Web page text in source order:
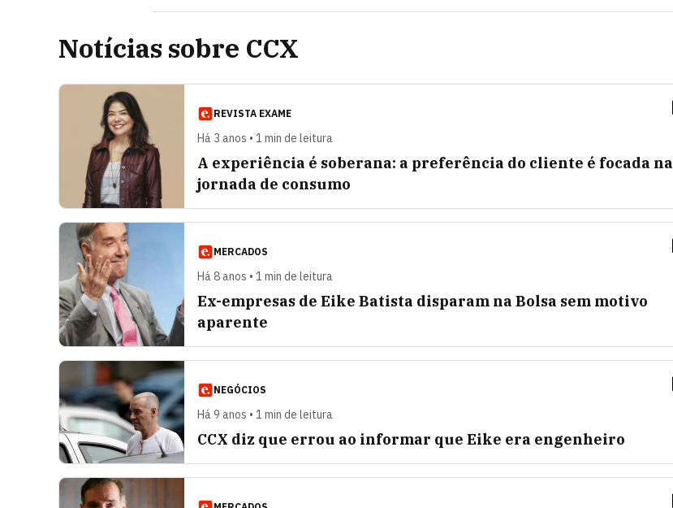
Notícias sobre CCX
REVISTA EXAME
Há 3 anos • 1 min de leitura
A experiência é soberana: a preferência do cliente é focada na
jornada de consumo
MERCADOS
Há 8 anos • 1 min de leitura
Ex-empresas de Eike Batista disparam na Bolsa sem motivo
aparente
NEGÓCIOS
Há 9 anos • 1 min de leitura
CCX diz que errou ao informar que Eike era engenheiro